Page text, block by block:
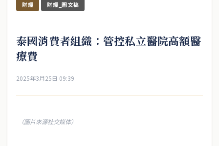
財經 財經_圖文稿
泰國消費者組織：管控私立醫院高額醫
療費
2025年3月25日 09:39
（圖片來源社交媒体）